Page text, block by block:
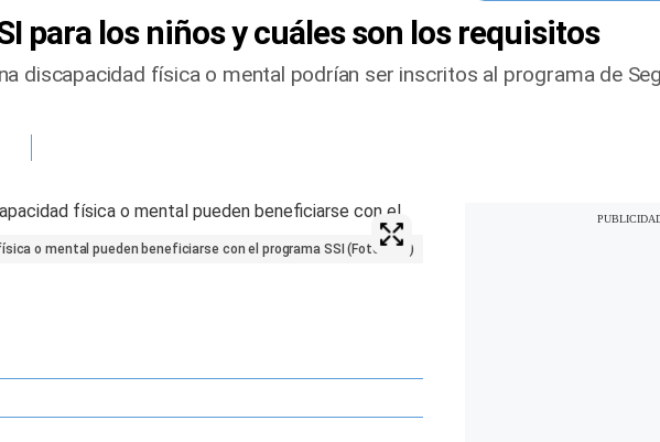
para los niños y cuáles son los requisitos
discapacidad física o mental podrían ser inscritos al programa de
o mental pueden beneficiarse con el programa SSI (Foto: AFP)